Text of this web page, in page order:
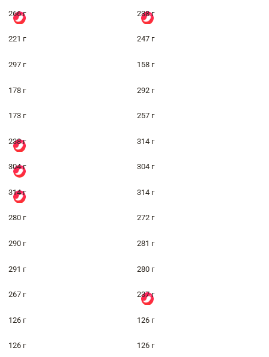
266 г 238 г
221 г 247 г
297 г 158 г
178 г 292 г
173 г 257 г
238 г 314 г
304 г 304 г
314 г 314 г
280 г 272 г
290 г 281 г
291 г 280 г
267 г 237 г
126 г 126 г
126 г 126 г